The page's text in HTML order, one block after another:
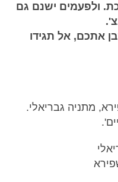
ולפעמים ישנם גם
אתכם, אל תגידו
מתניה גבריאלי.